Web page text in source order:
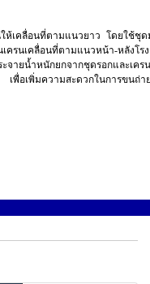
ให้เคลื่อนที่ตามแนวยาว โดยใช้ชุ
ครนเคลื่อนที่ตามแนวหน้า-หลังโ
ยน้ำหนักยกจากชุดรอกและเคร
พื่อเพิ่มความสะดวกในการขนถ่า